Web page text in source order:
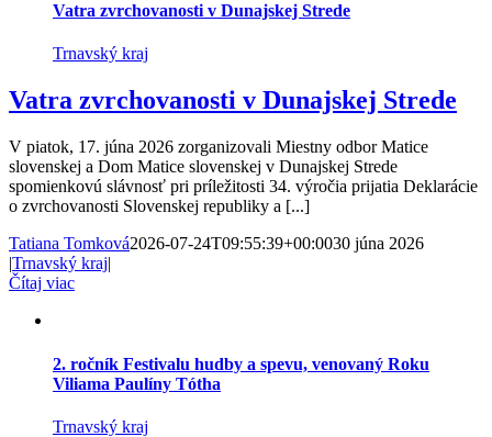
Vatra zvrchovanosti v Dunajskej Strede
Trnavský kraj
Vatra zvrchovanosti v Dunajskej Strede
V piatok, 17. júna 2026 zorganizovali Miestny odbor Matice
slovenskej a Dom Matice slovenskej v Dunajskej Strede
spomienkovú slávnosť pri príležitosti 34. výročia prijatia Deklarácie
o zvrchovanosti Slovenskej republiky a [...]
Tatiana Tomková2026-07-24T09:55:39+00:0030 júna 2026
|Trnavský kraj|
Čítaj viac
2. ročník Festivalu hudby a spevu, venovaný Roku
Viliama Paulíny Tótha
Trnavský kraj